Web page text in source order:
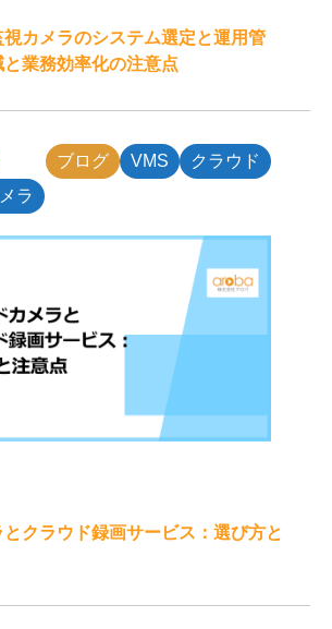
視カメラのシステム選定と運用管
業務効率化の注意点
ブログ VMS
クラウド
ラ
クラウド録画サービス：選び方と